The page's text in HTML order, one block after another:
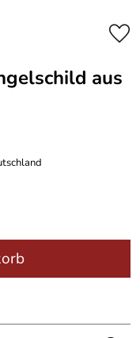
aus